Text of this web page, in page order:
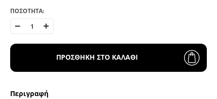
ΠΟΣΟΤΗΤΑ:
ΠΡΟΣΘΗΚΗ ΣΤΟ ΚΑΛΑΘΙ
Περιγραφή